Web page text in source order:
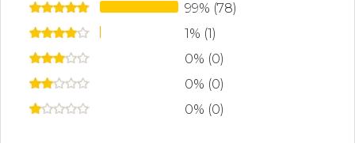
99% (78)
1% (1)
0% (0)
0% (0)
0% (0)